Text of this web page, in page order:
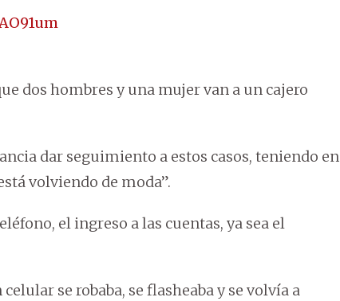
dos hombres y una mujer van a un cajero
dar seguimiento a estos casos, teniendo en
volviendo de moda”.
el ingreso a las cuentas, ya sea el
se robaba, se flasheaba y se volvía a